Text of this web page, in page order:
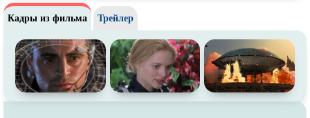
Чёрная комедия
TeleSynch
CAMRip
Кадры из фильма Трейлер